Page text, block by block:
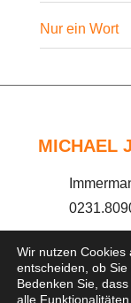
Nur ein Wort
MICHAEL
KONTAKT
Wir nutzen Cookies
entscheiden, ob Sie
Bedenken Sie,
alle